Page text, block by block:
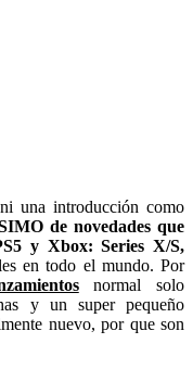
una introducción como
de novedades que
y Xbox: Series X/S,
en todo el mundo. Por
normal solo
y un super pequeño
nuevo, por que son